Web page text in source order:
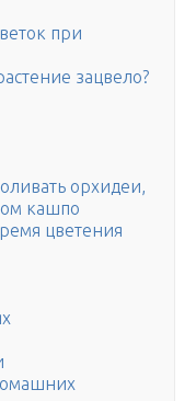
при
зацвело?
орхидеи,
кашпо
цветения